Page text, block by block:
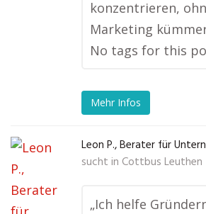
konzentrieren,
Marketing
No tags for this
Mehr Infos
Leon P., Berater für
sucht in Cottbus Leuthen
„Ich helfe